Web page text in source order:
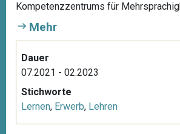
Kompetenzzentrums für
Mehr
Dauer
07.2021 - 02.2023
Stichworte
Lernen, Erwerb, Lehren